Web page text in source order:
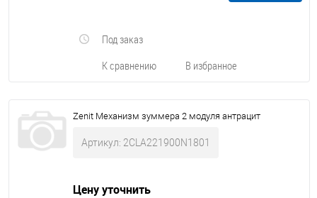
К сравнению В избранное
Под заказ
Zenit Механизм зуммера 2 модуля антрацит
Артикул: 2CLA221900N1801
Цену уточнить